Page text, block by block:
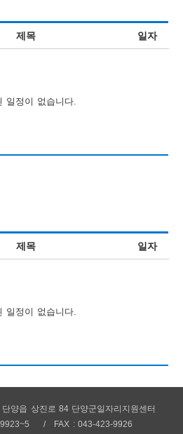
제목 일자
일정이 없습니다.
제목 일자
일정이 없습니다.
양읍 상진로 84 단양군일자리지원센터
FAX : 043-423-9926